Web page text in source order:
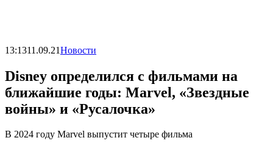
13:1311.09.21Новости
Disney определился с фильмами на
ближайшие годы: Marvel, «Звездные
войны» и «Русалочка»
В 2024 году Marvel выпустит четыре фильма